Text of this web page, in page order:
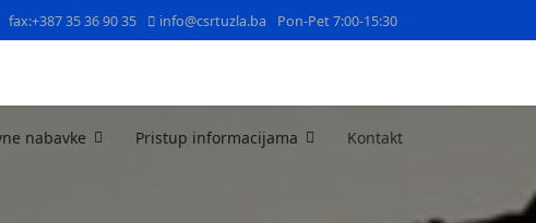
fax:+387 35 36 90 35 info@csrtuzla.ba Pon-Pet 7:00-15:30
nabavke Pristup informacijama Kontakt